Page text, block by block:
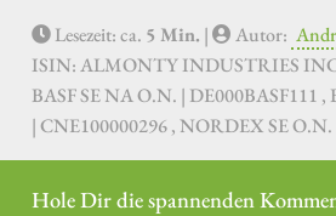
Lesezeit: ca. 5 Min. | Autor:
ISIN: ALMONTY INDUSTRIES
BASF SE NA O.N. | DE000BASF111
| CNE100000296 , NORDEX SE
Hole Dir die spannenden